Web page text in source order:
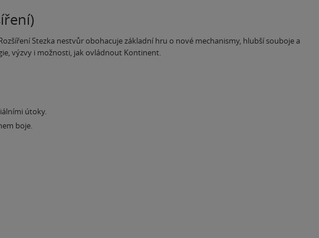
Stezka nestvůr obohacuje základní hru o nové mechanismy, hlubší souboje a
výzvy i možnosti, jak ovládnout Kontinent.
útoky.
boje.